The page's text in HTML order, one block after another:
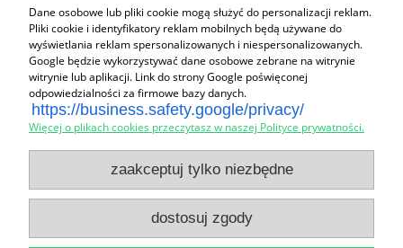
Email:zn_mt@wp.pl
Firma:
NIP:759-104-90-29
REGON:021373584
Zakupy
Pomoc
Moje konto
Dane osobowe lub pliki cookie mogą służyć do personalizacji reklam.
Pliki cookie i identyfikatory reklam mobilnych będą używane do
wyświetlania reklam spersonalizowanych i niespersonalizowanych.
Google będzie wykorzystywać dane osobowe zebrane na witrynie
witrynie lub aplikacji. Link do strony Google poświęconej
odpowiedzialności za firmowe bazy danych.
https://business.safety.google/privacy/
Więcej o plikach cookies przeczytasz w naszej Polityce prywatności.
zaakceptuj tylko niezbędne
dostosuj zgody